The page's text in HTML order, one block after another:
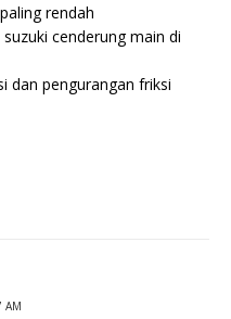
rendah
cenderung main di
dan pengurangan friksi
AM